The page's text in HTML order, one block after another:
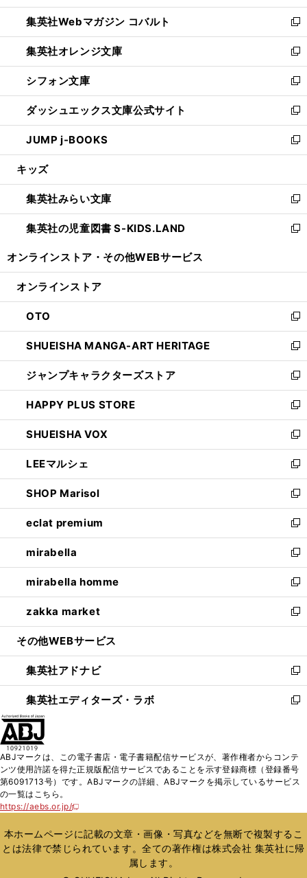
開
く
ウ
で
開
く
ン
ド
ウ
で
開
く
ウ
ィ
ン
ド
ウ
で
開
く
集英社Webマガジン コバルト
新
し
い
ウ
ィ
ン
ド
ウ
で
開
集英社オレンジ文庫
新
し
い
ウ
ィ
ン
ド
ウ
開
く
シフォン文庫
新
し
い
ウ
ィ
ン
ウ
で
開
く
ダッシュエックス文庫公式サイト
新
し
い
ウ
ン
ド
ウ
で
JUMP j-BOOKS
新
し
ウ
ィ
ン
ド
開
キッズ
集英社みらい文庫
新
し
い
ン
ウ
で
開
く
集英社の児童図書 S-KIDS.LAND
新
ウ
ン
ド
ウ
で
開
く
オンラインストア・ その他WEBサービス
オンラインストア
OTO
新
し
い
ウ
ィ
ン
ド
ウ
で
開
く
SHUEISHA MANGA-ART HERITAGE
新
し
い
ウ
ィ
ン
ド
ウ
で
開
く
ジャンプキャラクターズストア
新
し
い
ウ
ィ
ン
ド
ウ
で
開
く
HAPPY PLUS STORE
新
し
い
ウ
ィ
ン
ド
ウ
で
開
く
SHUEISHA VOX
新
し
い
ウ
ィ
ン
ド
ウ
で
開
く
LEEマルシェ
新
し
い
ウ
ィ
ン
ド
ウ
で
開
く
SHOP Marisol
新
し
い
ウ
ィ
ン
ド
ウ
で
開
eclat premium
新
し
い
ウ
ィ
ン
ド
ウ
開
く
mirabella
新
し
い
ウ
ィ
ン
ウ
で
開
く
mirabella homme
新
し
い
ウ
ン
ド
ウ
で
zakka market
新
し
ウ
ィ
ン
ド
く
その他WEBサービス
集英社アドナビ
新
し
い
ド
ウ
で
集英社エディターズ・ラボ
新
ィ
ン
ド
開
く
ABJマークは、この電子書店・電子書籍配信サービスが、著作権者からコンテ
ンツ使用許諾を得た正規版配信サービスであることを示す登録商標（登録番号
第6091713号）です。ABJマークの詳細、ABJマークを掲示しているサービス
の一覧はこちら。
https://aebs.or.jp/
新
い
ウ
ィ
本ホームページに記載の文章・画像・写真などを無断で複製するこ
とは法律で禁じられています。全ての著作権は株式会社 集英社に帰
属します。